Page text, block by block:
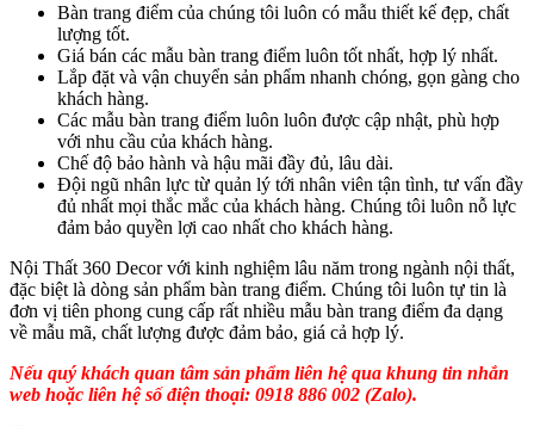
Bàn trang điểm của chúng tôi luôn có mẫu thiết kế đẹp, chất
lượng tốt.
Giá bán các mẫu bàn trang điểm luôn tốt nhất, hợp lý nhất.
Lắp đặt và vận chuyển sản phẩm nhanh chóng, gọn gàng cho
khách hàng.
Các mẫu bàn trang điểm luôn luôn được cập nhật, phù hợp
với nhu cầu của khách hàng.
Chế độ bảo hành và hậu mãi đầy đủ, lâu dài.
Đội ngũ nhân lực từ quản lý tới nhân viên tận tình, tư vấn đầy
đủ nhất mọi thắc mắc của khách hàng. Chúng tôi luôn nỗ lực
đảm bảo quyền lợi cao nhất cho khách hàng.
Nội Thất 360 Decor với kinh nghiệm lâu năm trong ngành nội thất,
đặc biệt là dòng sản phẩm bàn trang điểm. Chúng tôi luôn tự tin là
đơn vị tiên phong cung cấp rất nhiều mẫu bàn trang điểm đa dạng
về mẫu mã, chất lượng được đảm bảo, giá cả hợp lý.
Nếu quý khách quan tâm sản phẩm liên hệ qua khung tin nhắn
web hoặc liên hệ số điện thoại: 0918 886 002 (Zalo).